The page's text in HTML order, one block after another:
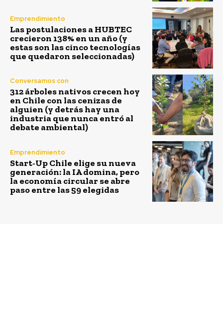
Emprendimiento
Las postulaciones a HUBTEC
crecieron 138% en un año (y
estas son las cinco tecnologías
que quedaron seleccionadas)
Conversamos con
312 árboles nativos crecen hoy
en Chile con las cenizas de
alguien (y detrás hay una
industria que nunca entró al
debate ambiental)
Emprendimiento
Start-Up Chile elige su nueva
generación: la IA domina, pero
la economía circular se abre
paso entre las 59 elegidas